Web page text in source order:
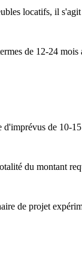
locatifs, il
de 12-24 mois
d'imprévus de 10-
du montant
de projet